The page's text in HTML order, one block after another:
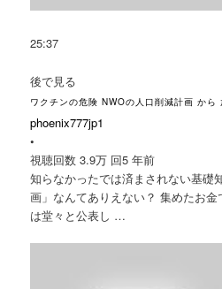
25:37
後で見る
ワクチンの危険 NWOの人口削減計画 から
phoenix777jp1
•
視聴回数 3.9万 回5 年前
知らなかったでは済まされない基礎
画」なんてありえない？ 集めたお
は堂々と公表し …